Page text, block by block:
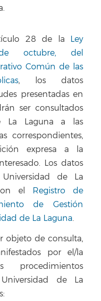
28 de la Ley
octubre, del
Común de las
, los datos
presentadas en
ser consultados
La Laguna a las
correspondientes,
expresa a la
Los datos
de La
el Registro de
de Gestión
de La Laguna.
objeto de consulta,
por el/la
procedimientos
de La